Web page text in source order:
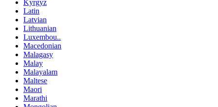
Kyrgyz
Latin
Latvian
Lithuanian
Luxembou..
Macedonian
Malagasy
Malay
Malayalam
Maltese
Maori
Marathi